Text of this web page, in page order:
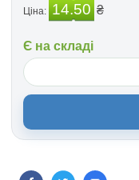
Ціна: 14.50 ₴
Є на складі